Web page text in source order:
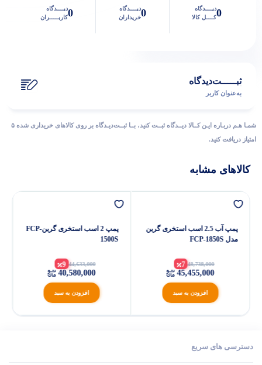
0دیــــدگاه
کــــل کالا
0دیــــدگاه
خریداران
0دیــــدگاه
کاربـــــران
ثبـــــت‌دیدگاه
به‌عنوان کاربر
شمـا هـم دربـاره ایـن کــالا دیــدگاه ثبــت کنید، بــا ثبــت‌دیـدگاه بر روی کالاهای خریداری شده ۵
امتیاز دریافت کنید.
کالاهای مشابه
پمپ آب 2.5 اسب استخری گرین
مدل FCP-1850S
افزودن به سبد
48,738,000
7
45,455,000
پمپ 2 اسب استخری گرینFCP-
1500S
افزودن به سبد
44,633,000
9
40,580,000
دسترسی های سریع